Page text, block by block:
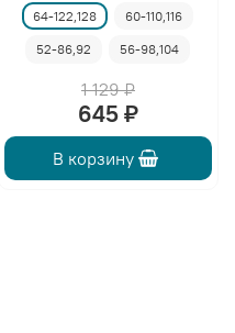
64-122,128 60-110,116
52-86,92 56-98,104
1 129 ₽
645 ₽
В корзину